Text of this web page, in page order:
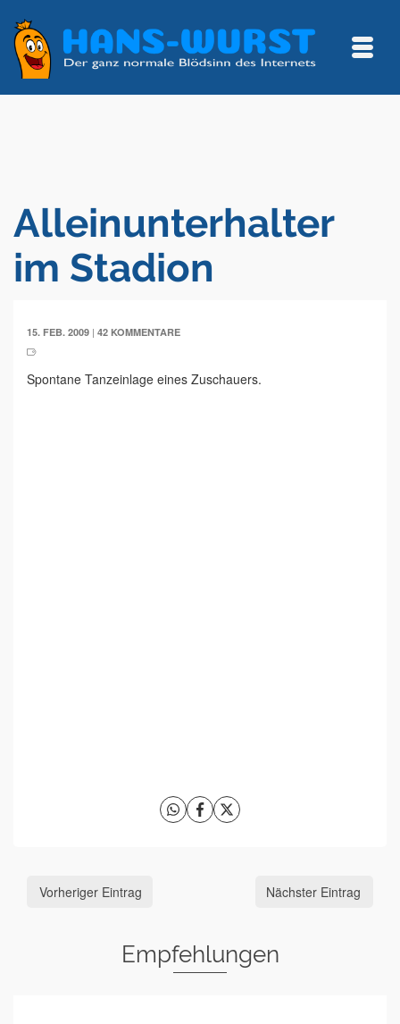
Alleinunterhalter
im Stadion
15. FEB. 2009 | 42 KOMMENTARE
Spontane Tanzeinlage eines Zuschauers.
Vorheriger Eintrag Nächster Eintrag
Empfehlungen